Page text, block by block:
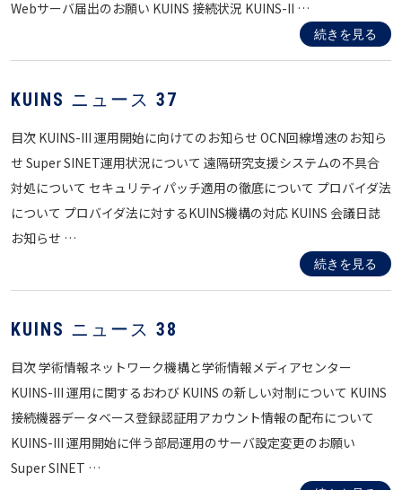
Webサーバ届出のお願い KUINS 接続状況 KUINS-II …
続きを見る
KUINS ニュース 37
目次 KUINS-III 運用開始に向けてのお知らせ OCN回線増速のお知ら
せ Super SINET運用状況について 遠隔研究支援システムの不具合
対処について セキュリティパッチ適用の徹底について プロバイダ法
について プロバイダ法に対するKUINS機構の対応 KUINS 会議日誌
お知らせ …
続きを見る
KUINS ニュース 38
目次 学術情報ネットワーク機構と学術情報メディアセンター
KUINS-III 運用に関するおわび KUINS の新しい対制について KUINS
接続機器データベース登録認証用アカウント情報の配布について
KUINS-III 運用開始に伴う部局運用のサーバ設定変更のお願い
Super SINET …